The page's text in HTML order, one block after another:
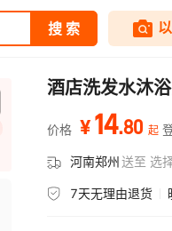
酒店洗发水沐
价格 ¥14.80 起
河南郑州送至 选
7天无理由退货